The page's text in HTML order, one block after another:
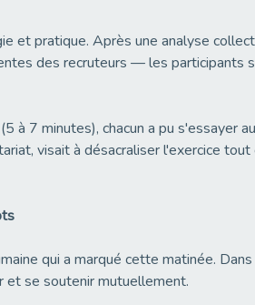
et pratique. Après une analyse
des recruteurs — les participants
à 7 minutes), chacun a pu s'essayer
visait à désacraliser l'exercice tout
qui a marqué cette matinée. Dans
et se soutenir mutuellement.